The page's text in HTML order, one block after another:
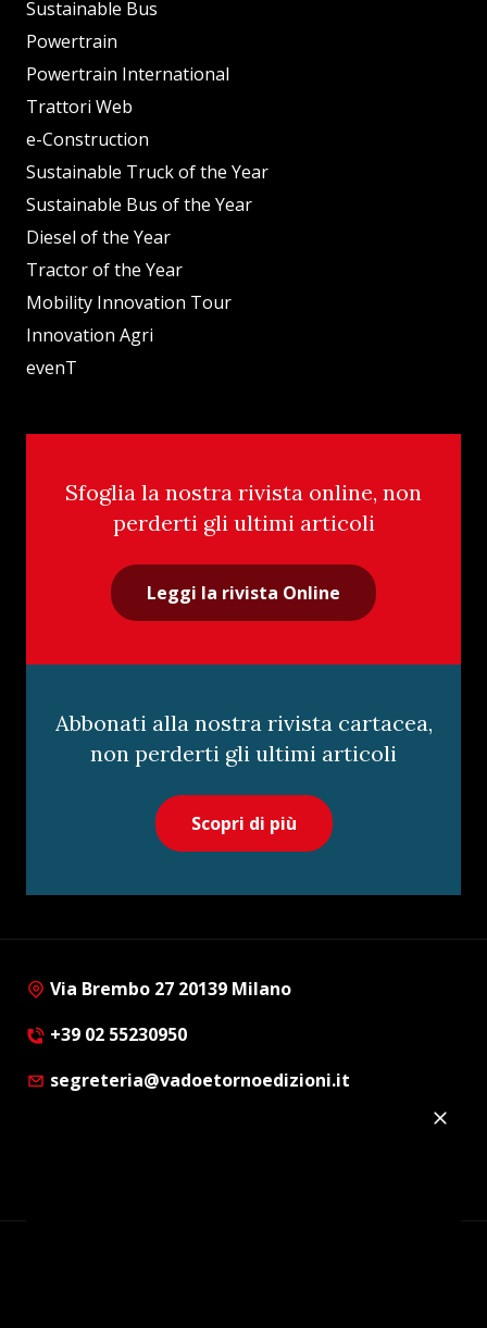
Sustainable Bus
Powertrain
Powertrain International
Trattori Web
e-Construction
Sustainable Truck of the Year
Sustainable Bus of the Year
Diesel of the Year
Tractor of the Year
Mobility Innovation Tour
Innovation Agri
evenT
Sfoglia la nostra rivista online, non
perderti gli ultimi articoli
Leggi la rivista Online
Abbonati alla nostra rivista cartacea,
non perderti gli ultimi articoli
Scopri di più
Via Brembo 27 20139 Milano
+39 02 55230950
segreteria@vadoetornoedizioni.it